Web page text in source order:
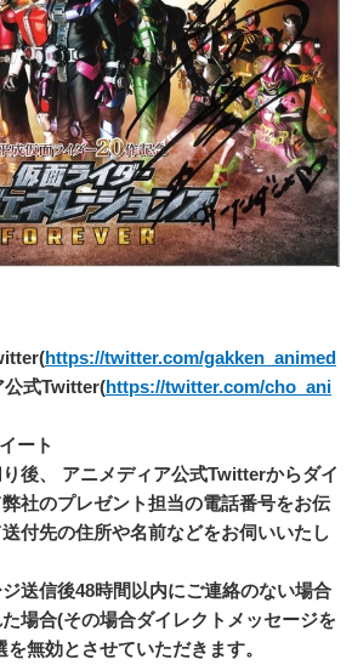
https://twitter.com/gakken_animed
公式Twitter(https://twitter.com/cho_ani
ート
後、 アニメディア公式Twitterからダイ
社のプレゼント担当の電話番号をお伝
付先の住所や名前などをお伺いいたし
送信後48時間以内にご連絡のない場合
場合(その場合ダイレクトメッセージを
無効とさせていただきます。